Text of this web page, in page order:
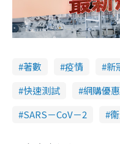
著數 疫情 新
快速測試
網購優惠
SARS－CoV－2